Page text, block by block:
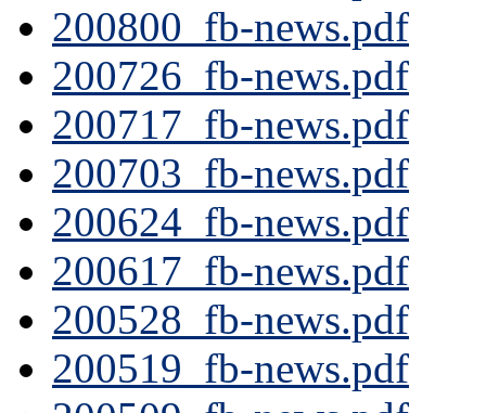
200800_fb-news.pdf
200726_fb-news.pdf
200717_fb-news.pdf
200703_fb-news.pdf
200624_fb-news.pdf
200617_fb-news.pdf
200528_fb-news.pdf
200519_fb-news.pdf